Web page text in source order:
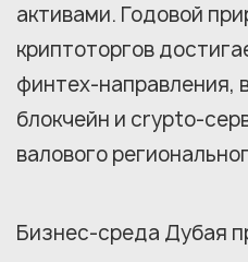
активами. Годовой
криптоторгов
финтех-направления,
блокчейн и crypto-
валового
Бизнес-среда Дубая